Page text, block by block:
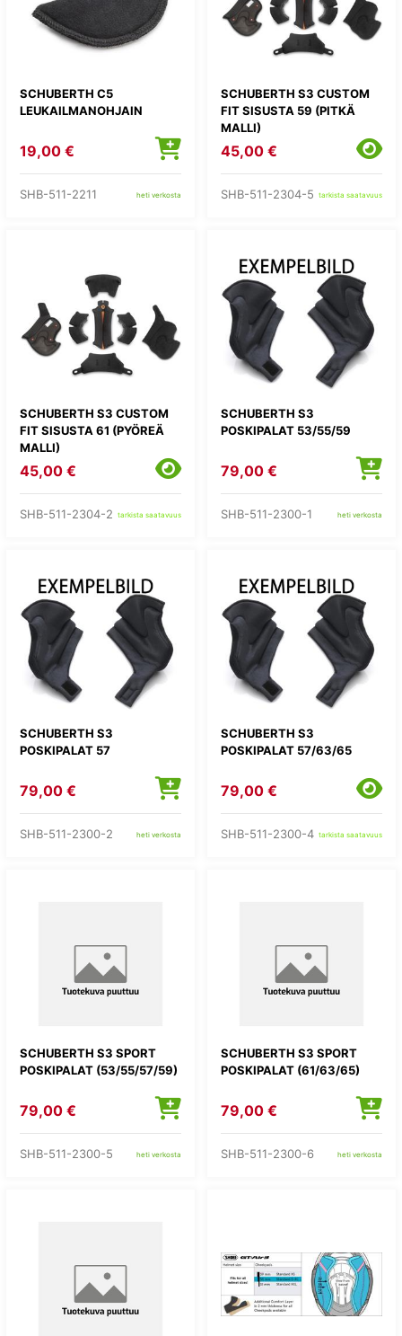
SCHUBERTH C5
LEUKAILMANOHJAIN
19,00 €
SHB-511-2211 heti verkosta
SCHUBERTH S3 CUSTOM
FIT SISUSTA 59 (PITKÄ
MALLI)
45,00 €
SHB-511-2304-5 tarkista saatavuus
SCHUBERTH S3 CUSTOM
FIT SISUSTA 61 (PYÖREÄ
MALLI)
45,00 €
SHB-511-2304-2 tarkista saatavuus
SCHUBERTH S3
POSKIPALAT 53/55/59
79,00 €
SHB-511-2300-1 heti verkosta
SCHUBERTH S3
POSKIPALAT 57
79,00 €
SHB-511-2300-2 heti verkosta
SCHUBERTH S3
POSKIPALAT 57/63/65
79,00 €
SHB-511-2300-4 tarkista saatavuus
SCHUBERTH S3 SPORT
POSKIPALAT (53/55/57/59)
79,00 €
SHB-511-2300-5 heti verkosta
SCHUBERTH S3 SPORT
POSKIPALAT (61/63/65)
79,00 €
SHB-511-2300-6 heti verkosta